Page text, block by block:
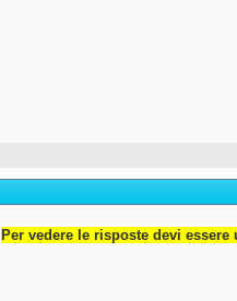
Per vedere le risposte devi